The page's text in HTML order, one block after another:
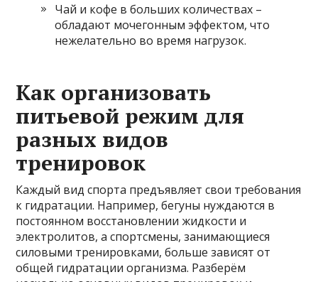
Чай и кофе в больших количествах –
обладают мочегонным эффектом, что
нежелательно во время нагрузок.
Как организовать
питьевой режим для
разных видов
тренировок
Каждый вид спорта предъявляет свои требования
к гидратации. Например, бегуны нуждаются в
постоянном восстановлении жидкости и
электролитов, а спортсмены, занимающиеся
силовыми тренировками, больше зависят от
общей гидратации организма. Разберём